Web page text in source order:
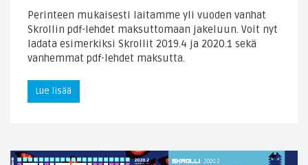
Perinteen mukaisesti laitamme yli vuoden vanhat
Skrollin pdf-lehdet maksuttomaan jakeluun. Voit nyt
ladata esimerkiksi Skrollit 2019.4 ja 2020.1 sekä
vanhemmat pdf-lehdet maksutta.
Lue lisää